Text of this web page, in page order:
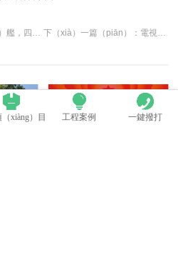
上一篇：LG 新旗（qí）艦，四舍五入也（yě）是折（shé）疊屏了 下（xià）一篇（piān）：電視背景牆邊框哪種材料好（hǎo） 裝（zhuāng）修（xiū）電視背景牆注（zhù）意（yì）事項
xiàng）目 工程案例 一鍵撥打